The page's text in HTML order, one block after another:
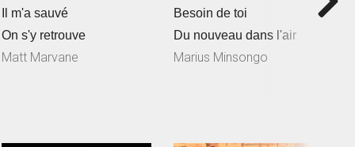
Il m'a sauvé
On s'y retrouve
Matt Marvane
Besoin de toi
Du nouveau dans l'air
Marius Minsongo